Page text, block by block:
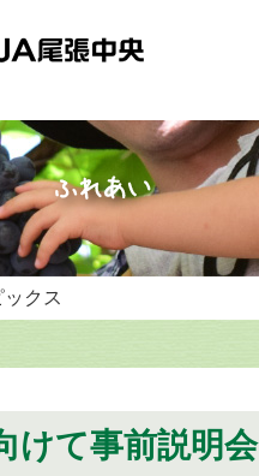
クス
けて事前説明